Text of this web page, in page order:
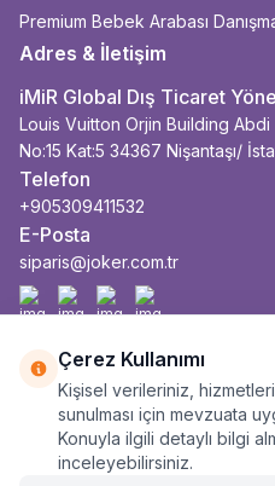
Premium Bebek Arabası
Adres & İletişim
iMiR Global Dış Ticaret
Louis Vuitton Orjin Building
No:15 Kat:5 34367 Nişantaşı/
Telefon
+905309411532
E-Posta
siparis@joker.com.tr
Facebook
İnstagram
YoutubeLinkedin
Çerez Kullanımı
Kişisel verileriniz,
sunulması için mevzuata
Konuyla ilgili detaylı bilgi
inceleyebilirsiniz.